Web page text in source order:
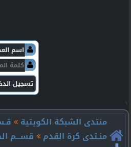
منتدى الشبكة الكويتية
منـتدى كرة القدم
قســـم